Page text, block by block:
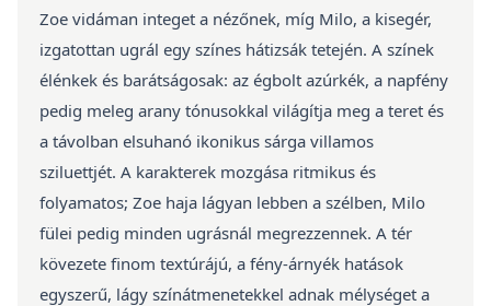
Zoe vidáman integet a nézőnek, míg Milo, a kisegér,
izgatottan ugrál egy színes hátizsák tetején. A színek
élénkek és barátságosak: az égbolt azúrkék, a napfény
pedig meleg arany tónusokkal világítja meg a teret és
a távolban elsuhanó ikonikus sárga villamos
sziluettjét. A karakterek mozgása ritmikus és
folyamatos; Zoe haja lágyan lebben a szélben, Milo
fülei pedig minden ugrásnál megrezzennek. A tér
kövezete finom textúrájú, a fény-árnyék hatások
egyszerű, lágy színátmenetekkel adnak mélységet a